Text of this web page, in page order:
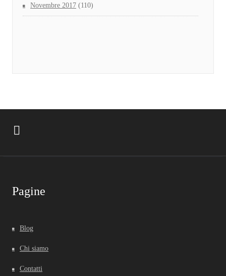
Novembre 2017 (110)
Pagine
Blog
Chi siamo
Contatti